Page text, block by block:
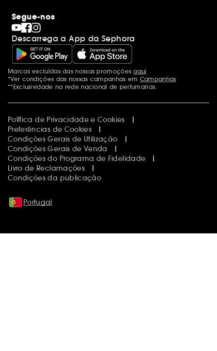
Segue-nos
Descarrega a App da Sephora
Menções adicionais
Marcas excluídas das nossas promoçõesaqui
*Ver condições das nossas campanhas em Campanhas
**Exclusividade na rede nacional de perfumarias.
Política de Privacidade e Cookies
Preferências de Cookies
Condições Gerais de Utilização
Condições Gerais de Venda
Condições do Programa de Fidelidade
Livro de Reclamações
Condições da publicação
Portugal